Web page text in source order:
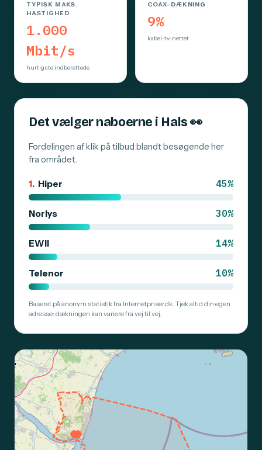
TYPISK MAKS.
HASTIGHED
1.000
Mbit/s
hurtigste indberettede
COAX-DÆKNING
9%
kabel-tv-nettet
Det vælger naboerne i Hals👀
Fordelingen af klik på tilbud blandt besøgende her
fra området.
1. Hiper 45%
Norlys 30%
EWII 14%
Telenor 10%
Baseret på anonym statistik fra Internetpriser.dk. Tjek altid din egen
adresse: dækningen kan variere fra vej til vej.